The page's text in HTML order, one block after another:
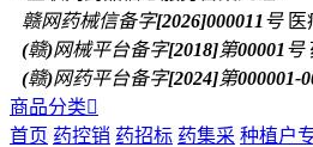
赣网药械信备字[2026]000011号
(赣)网械平台备字[2018]第00001号
(赣)网药平台备字[2024]第000001-
商品分类
首页 药控销 药招标 药集采 种植户